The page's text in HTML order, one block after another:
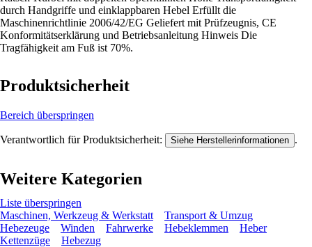
durch Handgriffe und einklappbaren Hebel Erfüllt die
Maschinenrichtlinie 2006/42/EG Geliefert mit Prüfzeugnis, CE
Konformitätserklärung und Betriebsanleitung Hinweis Die
Tragfähigkeit am Fuß ist 70%.
Produktsicherheit
Bereich überspringen
Verantwortlich für Produktsicherheit: Siehe Herstellerinformationen .
Weitere Kategorien
Liste überspringen
Maschinen, Werkzeug & Werkstatt
Transport & Umzug
Hebezeuge
Winden Fahrwerke Hebeklemmen
Heber
Kettenzüge
Hebezug